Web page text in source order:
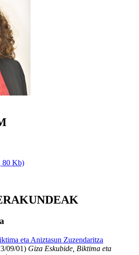
80 Kb)
eta Aniztasun Zuzendaritza
09/01) Giza Eskubide, Biktima eta